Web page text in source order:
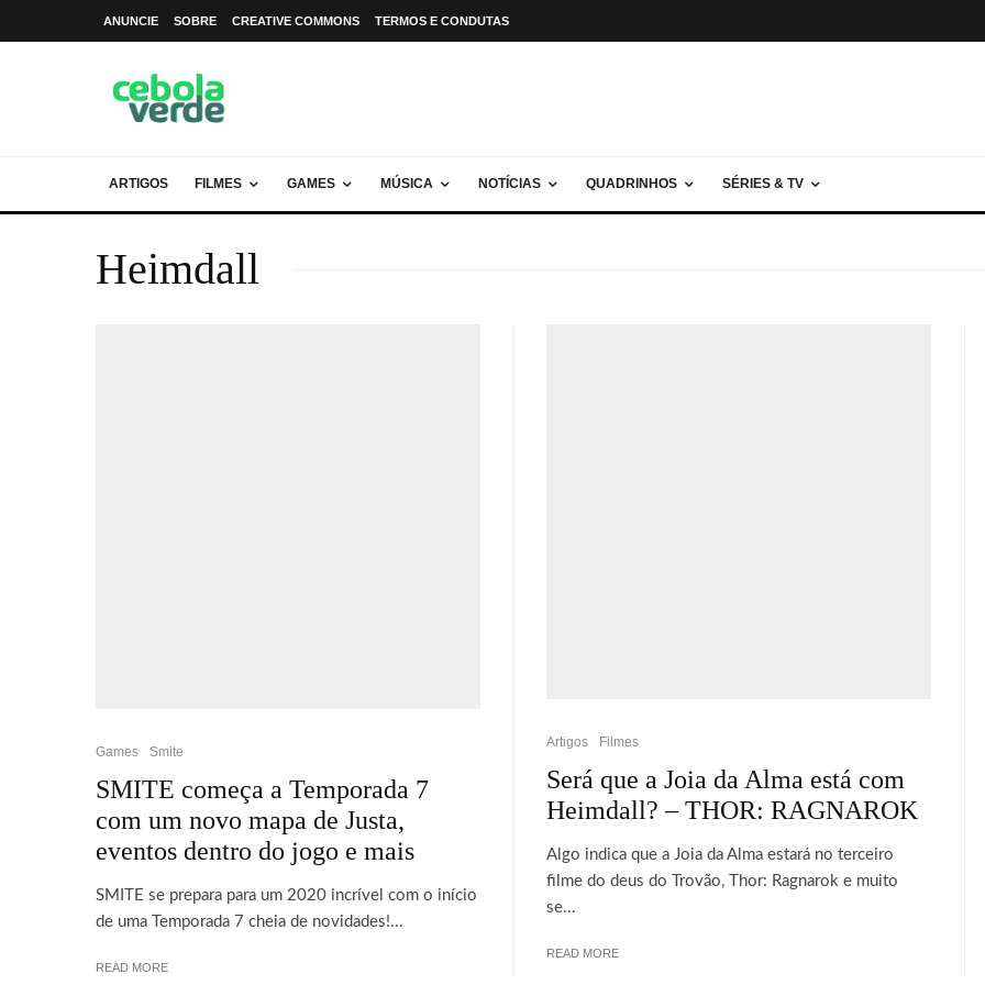
ANUNCIE SOBRE CREATIVE COMMONS TERMOS E CONDUTAS
ARTIGOS FILMES GAMES MÚSICA NOTÍCIAS QUADRINHOS SÉRIES & TV
Heimdall
Games Smite
SMITE começa a Temporada 7
com um novo mapa de Justa,
eventos dentro do jogo e mais
SMITE se prepara para um 2020 incrível com o início
de uma Temporada 7 cheia de novidades!...
READ MORE
Artigos Filmes
Será que a Joia da Alma está com
Heimdall? – THOR: RAGNAROK
Algo indica que a Joia da Alma estará no terceiro
filme do deus do Trovão, Thor: Ragnarok e muito
se...
READ MORE